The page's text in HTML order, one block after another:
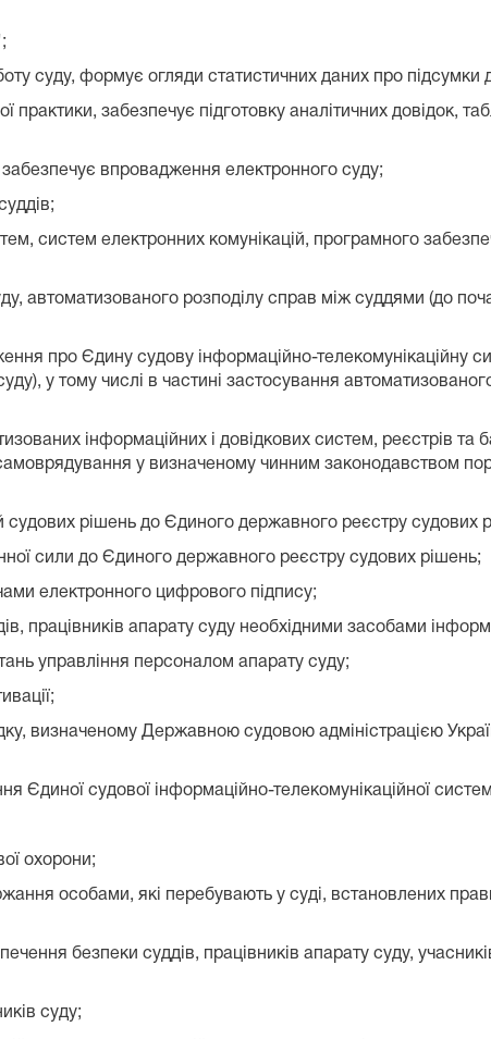
суду, формує огляди статистичних даних про підсумки
забезпечує підготовку аналітичних довідок,
впровадження електронного суду;
систем електронних комунікацій, програмного
автоматизованого розподілу справ між суддями (до
про Єдину судову інформаційно-телекомунікаційну
у тому числі в частині застосування
інформаційних і довідкових систем, реєстрів та
у визначеному чинним законодавством
рішень до Єдиного державного реєстру судових
сили до Єдиного державного реєстру судових рішень;
електронного цифрового підпису;
працівників апарату суду необхідними засобами
управління персоналом апарату суду;
визначеному Державною судовою адміністрацією
Єдиної судової інформаційно-телекомунікаційної
охорони;
особами, які перебувають у суді, встановлених
безпеки суддів, працівників апарату суду,
суду;